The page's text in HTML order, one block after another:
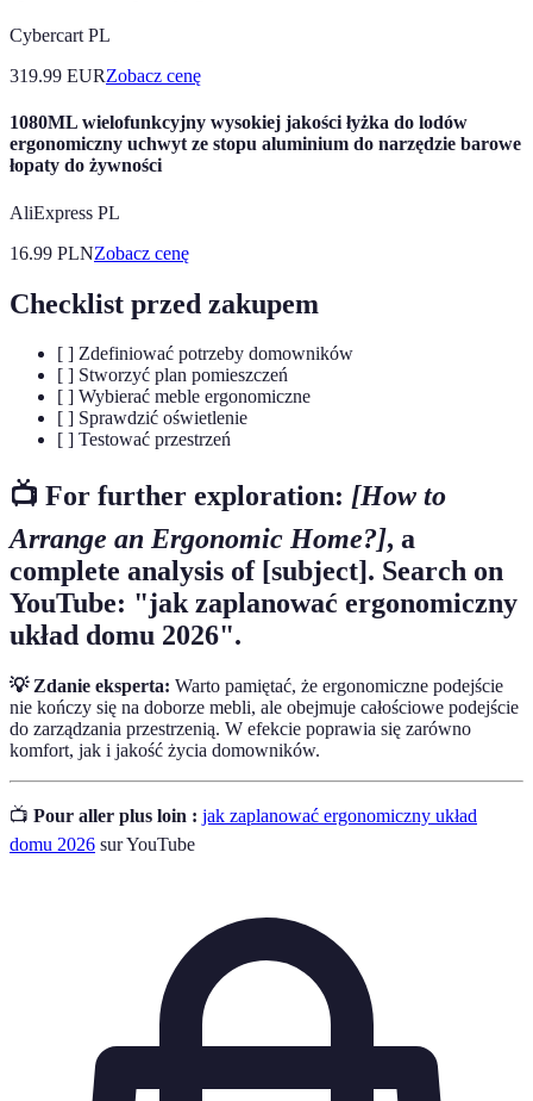
Cybercart PL
319.99 EURZobacz cenę
1080ML wielofunkcyjny wysokiej jakości łyżka do lodów
ergonomiczny uchwyt ze stopu aluminium do narzędzie barowe
łopaty do żywności
AliExpress PL
16.99 PLNZobacz cenę
Checklist przed zakupem
[ ] Zdefiniować potrzeby domowników
[ ] Stworzyć plan pomieszczeń
[ ] Wybierać meble ergonomiczne
[ ] Sprawdzić oświetlenie
[ ] Testować przestrzeń
📺 For further exploration: [How to
Arrange an Ergonomic Home?], a
complete analysis of [subject]. Search on
YouTube: "jak zaplanować ergonomiczny
układ domu 2026".
💡 Zdanie eksperta: Warto pamiętać, że ergonomiczne podejście
nie kończy się na doborze mebli, ale obejmuje całościowe podejście
do zarządzania przestrzenią. W efekcie poprawia się zarówno
komfort, jak i jakość życia domowników.
📺 Pour aller plus loin : jak zaplanować ergonomiczny układ
domu 2026 sur YouTube